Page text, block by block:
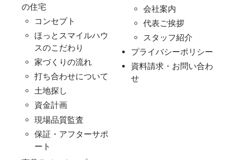
の住宅
コンセプト
ほっとスマイルハウ
スのこだわり
家づくりの流れ
打ち合わせについて
土地探し
資金計画
現場品質監査
保証・アフターサポ
ート
会社案内
代表ご挨拶
スタッフ紹介
プライバシーポリシー
資料請求・お問い合わ
せ